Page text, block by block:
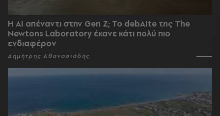
Η AI απέναντι στην Gen Z; Το debAIte της The
Newtons Laboratory έκανε κάτι πολύ πιο
ενδιαφέρον
Δημήτρης Αθανασιάδης